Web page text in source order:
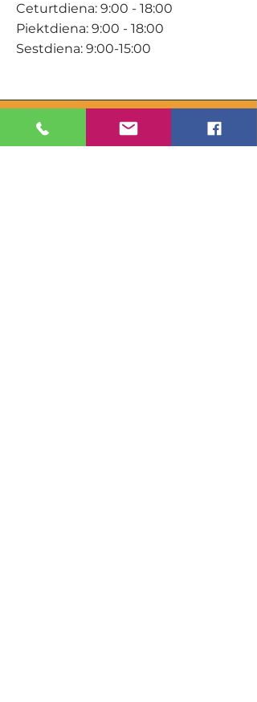
Ceturtdiena: 9:00 - 18:00
Piektdiena: 9:00 - 18:00
Sestdiena: 9:00-15:00
KONTAKTI